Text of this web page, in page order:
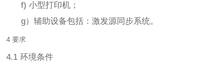
f) 小型打印机；
g）辅助设备包括：激发源同步系统。
4 要求
4.1 环境条件